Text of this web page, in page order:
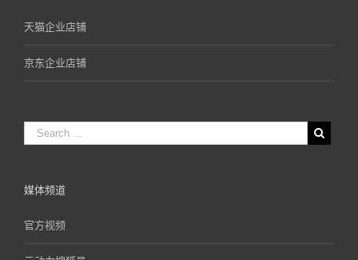
天猫企业店铺
京东企业店铺
媒体频道
官方视频